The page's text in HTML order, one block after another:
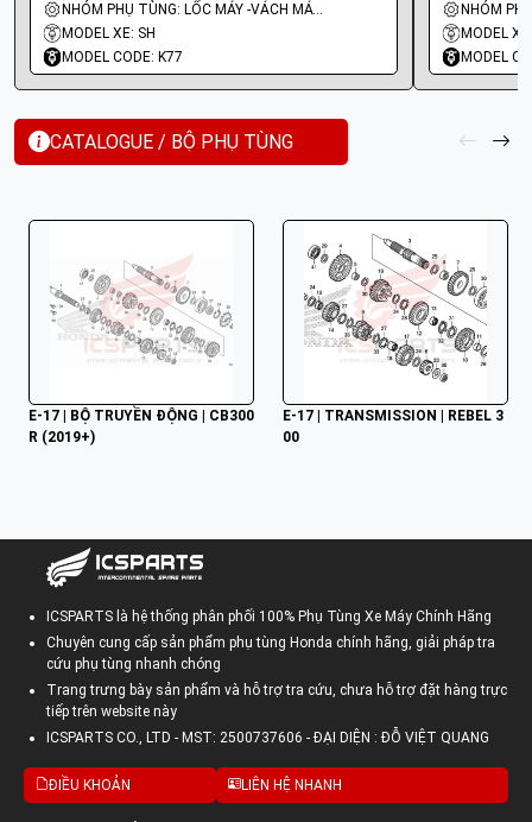
NHÓM PHỤ TÙNG: LỐC MÁY -VÁCH MÁY - GIOĂNG MÁY
MODEL XE: SH
MODEL CODE: K77
MODEL
MODEL
CATALOGUE / BỘ PHỤ TÙNG
E-17 | BỘ TRUYỀN ĐỘNG | CB300
R (2019+)
E-17 | TRANSMISSION | REBEL 3
00
ICSPARTS là hệ thống phân phối 100% Phụ Tùng Xe Máy Chính Hãng
Chuyên cung cấp sản phẩm phụ tùng Honda chính hãng, giải pháp tra
cứu phụ tùng nhanh chóng
Trang trưng bày sản phẩm và hỗ trợ tra cứu, chưa hỗ trợ đặt hàng trực
tiếp trên website này
ICSPARTS CO., LTD - MST: 2500737606 - ĐẠI DIỆN : ĐỖ VIỆT QUANG
ĐIỀU KHOẢN LIÊN HỆ NHANH